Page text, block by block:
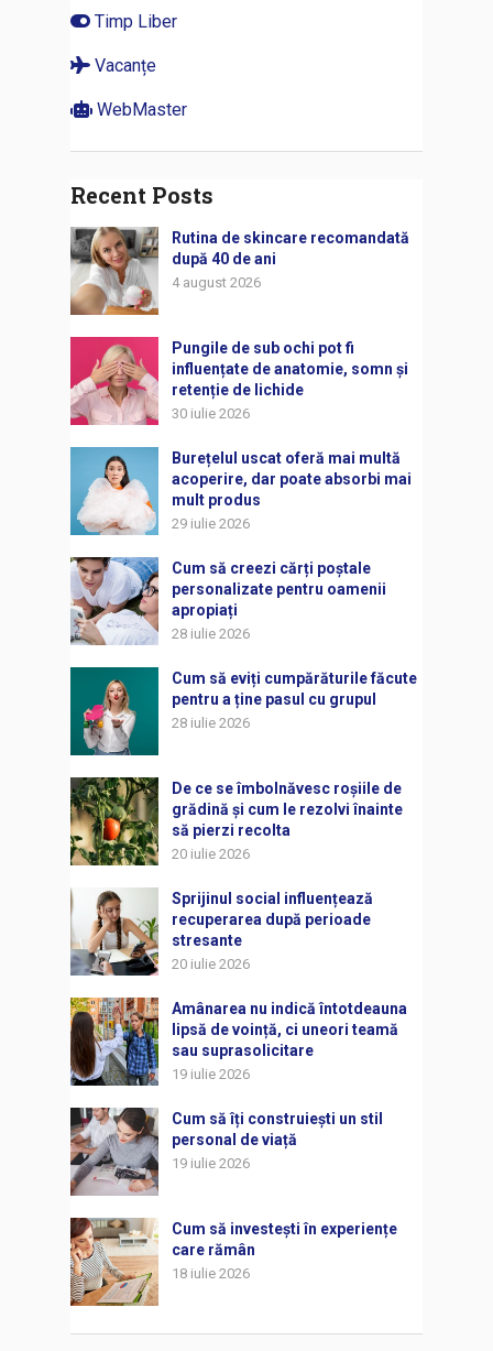
Timp Liber
Vacanțe
WebMaster
Recent Posts
Rutina de skincare recomandată
după 40 de ani
4 august 2026
Pungile de sub ochi pot fi
influențate de anatomie, somn și
retenție de lichide
30 iulie 2026
Burețelul uscat oferă mai multă
acoperire, dar poate absorbi mai
mult produs
29 iulie 2026
Cum să creezi cărți poștale
personalizate pentru oamenii
apropiați
28 iulie 2026
Cum să eviți cumpărăturile făcute
pentru a ține pasul cu grupul
28 iulie 2026
De ce se îmbolnăvesc roșiile de
grădină și cum le rezolvi înainte
să pierzi recolta
20 iulie 2026
Sprijinul social influențează
recuperarea după perioade
stresante
20 iulie 2026
Amânarea nu indică întotdeauna
lipsă de voință, ci uneori teamă
sau suprasolicitare
19 iulie 2026
Cum să îți construiești un stil
personal de viață
19 iulie 2026
Cum să investești în experiențe
care rămân
18 iulie 2026